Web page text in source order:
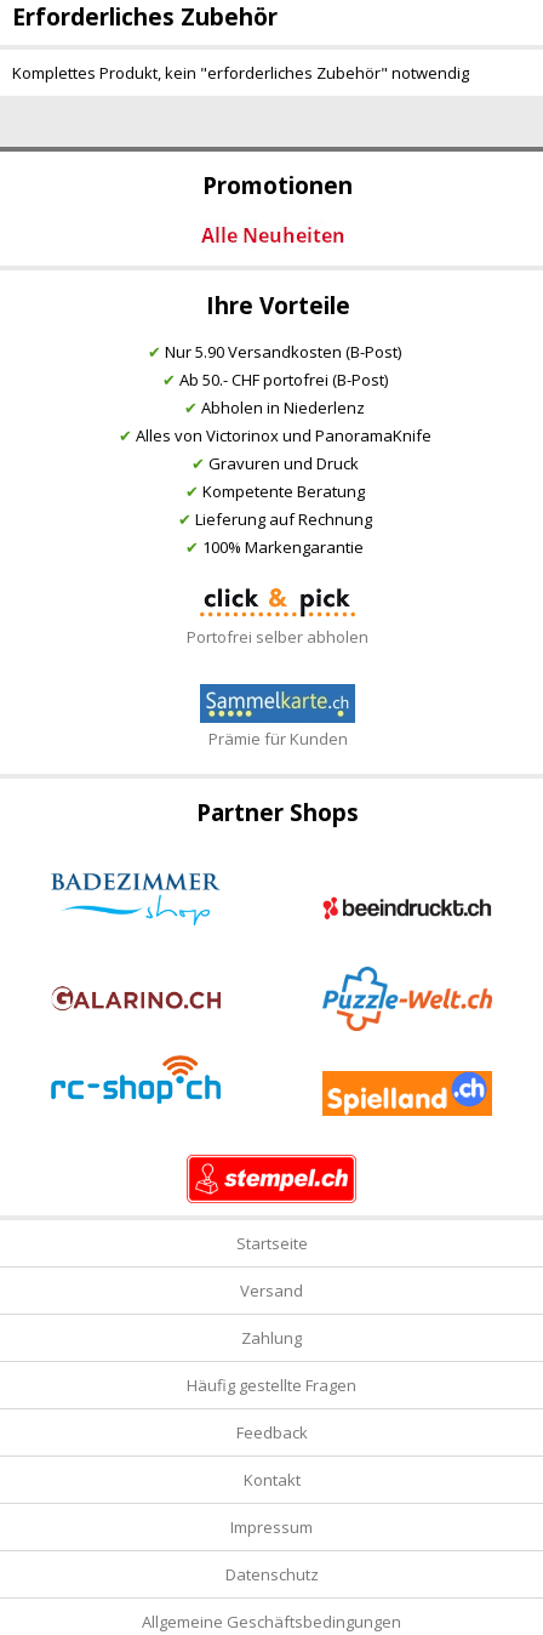
Promotionen
Ihre Vorteile
✔ Nur 5.90 Versandkosten (B-Post)
✔ Ab 50.- CHF portofrei (B-Post)
✔ Abholen in Niederlenz
✔ Alles von Victorinox und PanoramaKnife
✔ Gravuren und Druck
✔ Kompetente Beratung
✔ Lieferung auf Rechnung
✔ 100% Markengarantie
Portofrei selber abholen
Prämie für Kunden
Erforderliches Zubehör
Komplettes Produkt, kein "erforderliches Zubehör" notwendig
Partner Shops
Startseite
Versand
Zahlung
Häufig gestellte Fragen
Feedback
Kontakt
Impressum
Datenschutz
Allgemeine Geschäftsbedingungen